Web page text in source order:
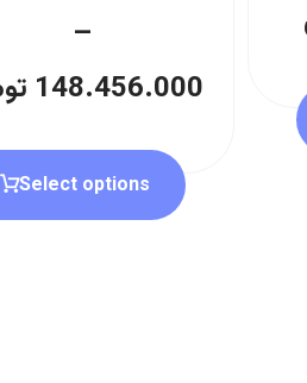
–
148.456.000
Select options